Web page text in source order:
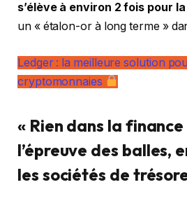
s’élève à environ 2 fois pour
un « étalon-or à long terme »
Ledger : la meilleure solution
cryptomonnaies
« Rien dans la finance
l’épreuve des balles,
les sociétés de